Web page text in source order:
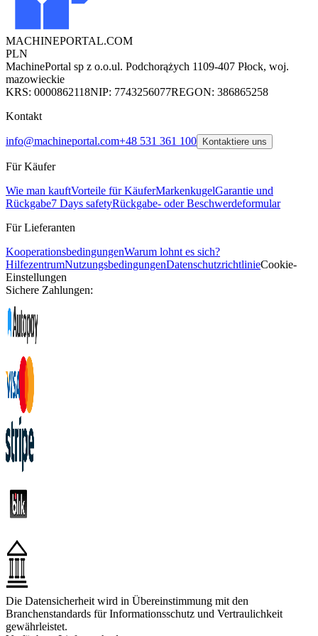
MACHINEPORTAL.COM
PLN
MachinePortal sp z o.o.ul. Podchorążych 1109-407 Płock, woj.
mazowieckie
KRS: 0000862118NIP: 7743256077REGON: 386865258
Kontakt
info@machineportal.com+48 531 361 100 Kontaktiere uns
Für Käufer
Wie man kauftVorteile für KäuferMarkenkugelGarantie und
Rückgabe7 Days safetyRückgabe- oder Beschwerdeformular
Für Lieferanten
KooperationsbedingungenWarum lohnt es sich?
HilfezentrumNutzungsbedingungenDatenschutzrichtlinieCookie-
Einstellungen
Sichere Zahlungen:
Die Datensicherheit wird in Übereinstimmung mit den
Branchenstandards für Informationsschutz und Vertraulichkeit
gewährleistet.